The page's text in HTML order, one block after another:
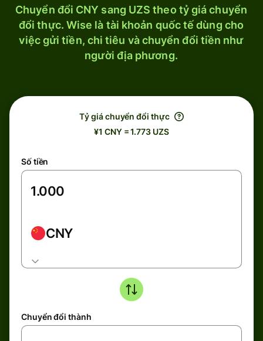
Chuyển đổi CNY sang UZS theo tỷ giá chuyển
đổi thực. Wise là tài khoản quốc tế dùng cho
việc gửi tiền, chi tiêu và chuyển đổi tiền như
người địa phương.
Tỷ giá chuyển đổi thực
¥1 CNY = 1.773 UZS
Số tiền
CNY
Chuyển đổi thành